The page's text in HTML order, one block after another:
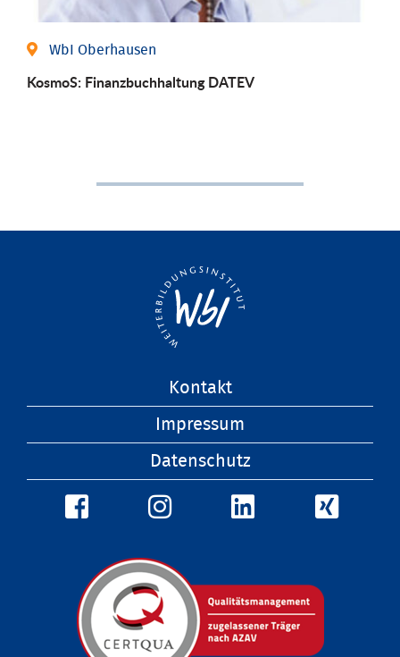
WbI Oberhausen
KosmoS: Finanzbuchhaltung DATEV
Kontakt
Impressum
Datenschutz